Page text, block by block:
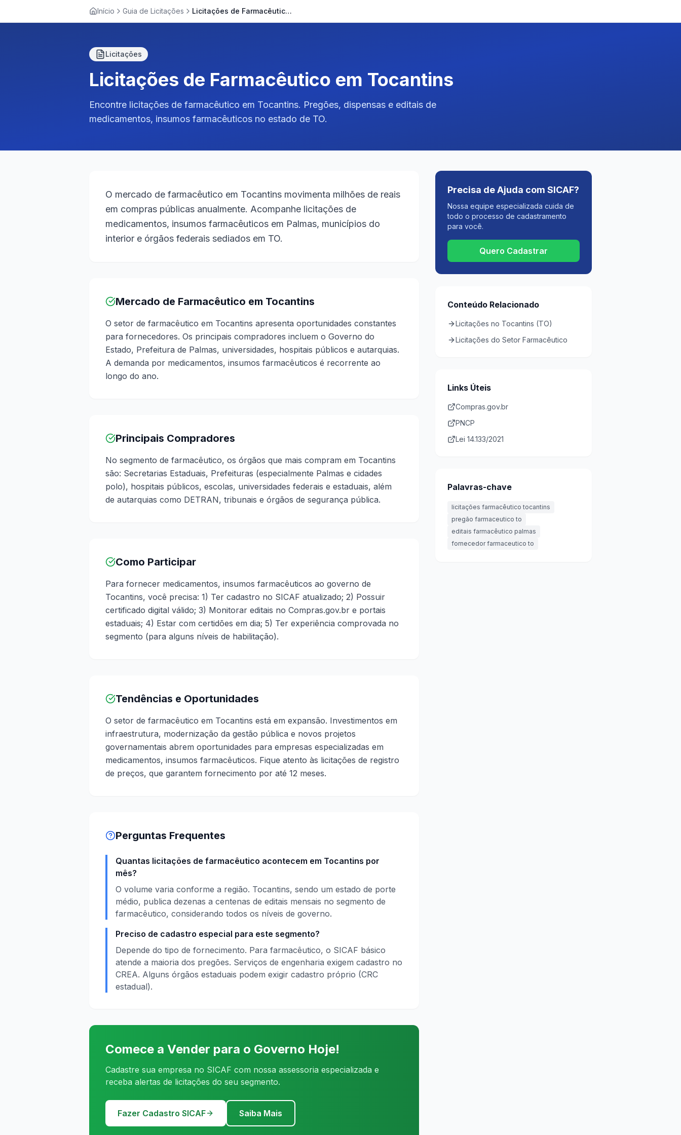
Início Guia de Licitações Licitações de Farmacêutico em Tocantins
Licitações
Licitações de Farmacêutico em Tocantins
Encontre licitações de farmacêutico em Tocantins. Pregões, dispensas e editais de
medicamentos, insumos farmacêuticos no estado de TO.
O mercado de farmacêutico em Tocantins movimenta milhões de reais
em compras públicas anualmente. Acompanhe licitações de
medicamentos, insumos farmacêuticos em Palmas, municípios do
interior e órgãos federais sediados em TO.
Mercado de Farmacêutico em Tocantins
O setor de farmacêutico em Tocantins apresenta oportunidades constantes
para fornecedores. Os principais compradores incluem o Governo do
Estado, Prefeitura de Palmas, universidades, hospitais públicos e autarquias.
A demanda por medicamentos, insumos farmacêuticos é recorrente ao
longo do ano.
Principais Compradores
No segmento de farmacêutico, os órgãos que mais compram em Tocantins
são: Secretarias Estaduais, Prefeituras (especialmente Palmas e cidades
polo), hospitais públicos, escolas, universidades federais e estaduais, além
de autarquias como DETRAN, tribunais e órgãos de segurança pública.
Como Participar
Para fornecer medicamentos, insumos farmacêuticos ao governo de
Tocantins, você precisa: 1) Ter cadastro no SICAF atualizado; 2) Possuir
certificado digital válido; 3) Monitorar editais no Compras.gov.br e portais
estaduais; 4) Estar com certidões em dia; 5) Ter experiência comprovada no
segmento (para alguns níveis de habilitação).
Tendências e Oportunidades
O setor de farmacêutico em Tocantins está em expansão. Investimentos em
infraestrutura, modernização da gestão pública e novos projetos
governamentais abrem oportunidades para empresas especializadas em
medicamentos, insumos farmacêuticos. Fique atento às licitações de registro
de preços, que garantem fornecimento por até 12 meses.
Perguntas Frequentes
Quantas licitações de farmacêutico acontecem em Tocantins por
mês?
O volume varia conforme a região. Tocantins, sendo um estado de porte
médio, publica dezenas a centenas de editais mensais no segmento de
farmacêutico, considerando todos os níveis de governo.
Preciso de cadastro especial para este segmento?
Depende do tipo de fornecimento. Para farmacêutico, o SICAF básico
atende a maioria dos pregões. Serviços de engenharia exigem cadastro no
CREA. Alguns órgãos estaduais podem exigir cadastro próprio (CRC
estadual).
Comece a Vender para o Governo Hoje!
Cadastre sua empresa no SICAF com nossa assessoria especializada e
receba alertas de licitações do seu segmento.
Fazer Cadastro SICAF Saiba Mais
Precisa de Ajuda com SICAF?
Nossa equipe especializada cuida de
todo o processo de cadastramento
para você.
Quero Cadastrar
Conteúdo Relacionado
Licitações no Tocantins (TO)
Licitações do Setor Farmacêutico
Links Úteis
Compras.gov.br
PNCP
Lei 14.133/2021
Palavras-chave
licitações farmacêutico tocantins
pregão farmaceutico to
editais farmacêutico palmas
fornecedor farmaceutico to